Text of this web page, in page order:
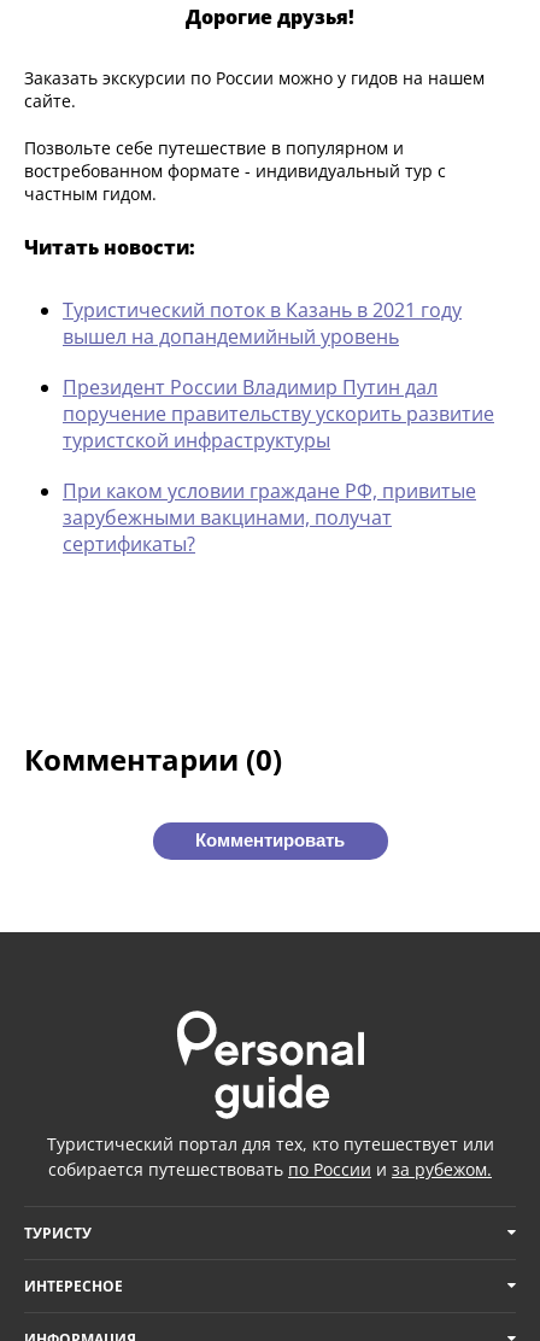
Дорогие друзья!
Заказать экскурсии по России можно у гидов на нашем
сайте.
Позвольте себе путешествие в популярном и
востребованном формате - индивидуальный тур с
частным гидом.
Читать новости:
Туристический поток в Казань в 2021 году
вышел на допандемийный уровень
Президент России Владимир Путин дал
поручение правительству ускорить развитие
туристской инфраструктуры
При каком условии граждане РФ, привитые
зарубежными вакцинами, получат
сертификаты?
Комментарии (0)
Комментировать
Туристический портал для тех, кто путешествует или
собирается путешествовать по России и за рубежом.
ТУРИСТУ
ИНТЕРЕСНОЕ